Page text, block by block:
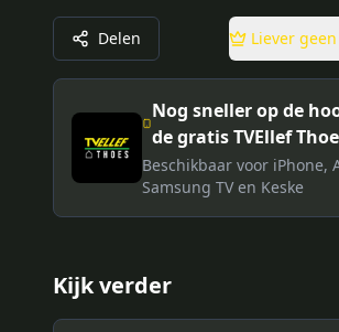
Delen Liever
Nog sneller op de
de gratis TVEllef
Beschikbaar voor iPhone,
Samsung TV en Keske
Kijk verder